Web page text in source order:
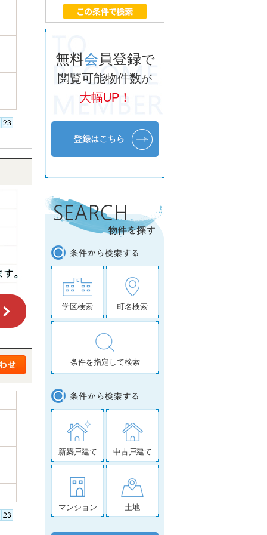
無料会員登録で
閲覧可能物件数が
大幅UP！
学区検索 町名検索
条件を指定して検索
新築戸建て 中古戸建て
マンション 土地